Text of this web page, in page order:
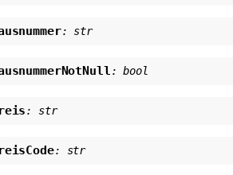
: str
: bool
: str
: str